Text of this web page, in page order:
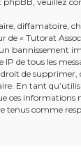
diffamatoire,
« Tutorat
bannissement
de tous les
de
En tant
ces
comme